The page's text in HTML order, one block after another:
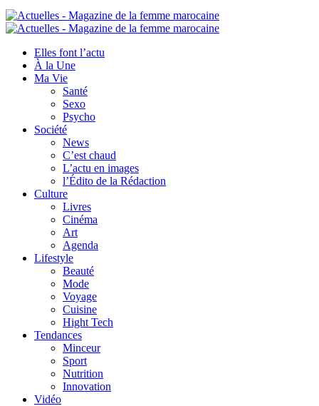
Elles font l’actu
À la Une
Ma Vie
Santé
Sexo
Psycho
Société
News
C’est chaud
L’actu en images
l’Édito de la Rédaction
Culture
Livres
Cinéma
Art
Agenda
Lifestyle
Beauté
Mode
Voyage
Cuisine
Hight Tech
Tendances
Minceur
Sport
Nutrition
Innovation
Vidéo